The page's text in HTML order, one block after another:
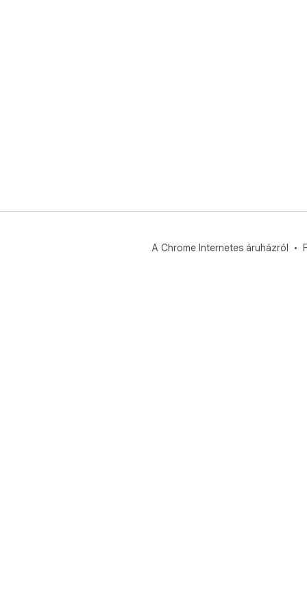
A Chrome Internetes áruházról